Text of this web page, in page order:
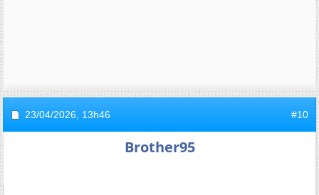
23/04/2026, 13h46 #10
Brother95